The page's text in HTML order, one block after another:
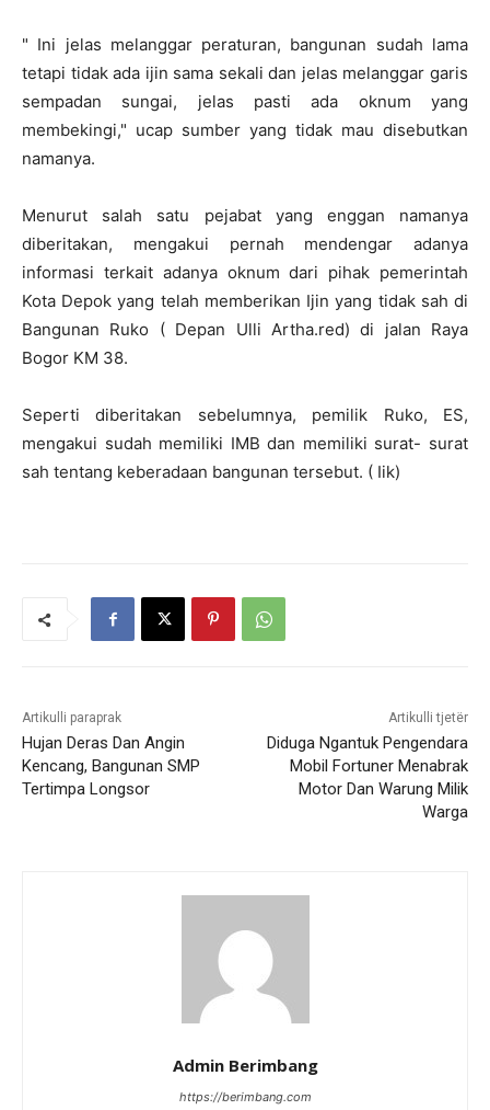
" Ini jelas melanggar peraturan, bangunan sudah lama
tetapi tidak ada ijin sama sekali dan jelas melanggar garis
sempadan sungai, jelas pasti ada oknum yang
membekingi," ucap sumber yang tidak mau disebutkan
namanya.
Menurut salah satu pejabat yang enggan namanya
diberitakan, mengakui pernah mendengar adanya
informasi terkait adanya oknum dari pihak pemerintah
Kota Depok yang telah memberikan Ijin yang tidak sah di
Bangunan Ruko ( Depan Ulli Artha.red) di jalan Raya
Bogor KM 38.
Seperti diberitakan sebelumnya, pemilik Ruko, ES,
mengakui sudah memiliki IMB dan memiliki surat- surat
sah tentang keberadaan bangunan tersebut. ( Iik)
Artikulli paraprak
Hujan Deras Dan Angin
Kencang, Bangunan SMP
Tertimpa Longsor
Artikulli tjetër
Diduga Ngantuk Pengendara
Mobil Fortuner Menabrak
Motor Dan Warung Milik
Warga
Admin Berimbang
https://berimbang.com